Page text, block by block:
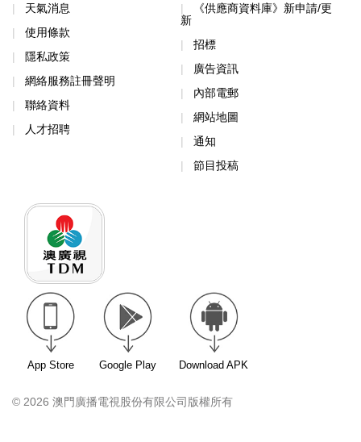
天氣消息
使用條款
隱私政策
網絡服務註冊聲明
聯絡資料
人才招聘
《供應商資料庫》新申請/更
新
招標
廣告資訊
內部電郵
網站地圖
通知
節目投稿
App Store Google Play Download APK
© 2026 澳門廣播電視股份有限公司版權所有